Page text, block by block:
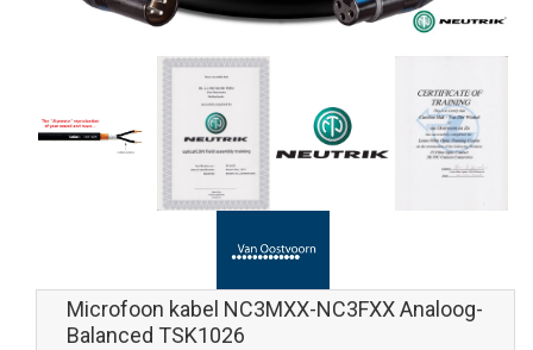
Microfoon kabel NC3MXX-NC3FXX Analoog-
Balanced TSK1026